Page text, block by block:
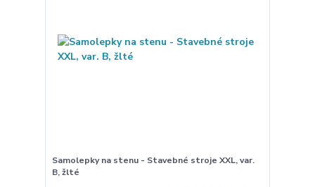
Samolepky na stenu - Stavebné stroje XXL, var.
B, žlté